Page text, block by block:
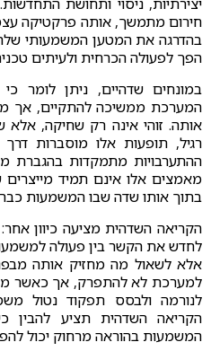
חירום מתמשך, אותה פרקטיקה
בהדרגה את המטען המשמעותי
הפך לפעולה הכרחית ולעיתים
במונחים שדהיים, ניתן לומר
המערכת ממשיכה להתקיים, אך
אותה. זוהי אינה רק שחיקה, אלא
רגיל, תופעות אלו מוסברות
ההתערבויות מתמקדות בהגברת
מאמצים אלו אינם תמיד
בתוך אותו שדה שבו המשמעות
הקריאה השדהית מציעה כיוון
לחדש את הקשר בין פעולה
אלא לשאול מה מחזיק אותה
למערכת לא להתפרק, אך כאשר
לנורמה ולבסס תפקוד נטול
הקריאה השדהית תציע להבין
המשמעות בהוראה מרחוק יכול